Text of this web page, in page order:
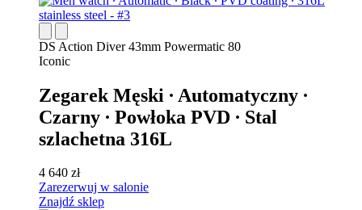
DS Action Diver 43mm Powermatic 80
Iconic
Zegarek Męski ∙ Automatyczny ∙
Czarny ∙ Powłoka PVD ∙ Stal
szlachetna 316L
4 640 zł
Zarezerwuj w salonie
Znajdź sklep